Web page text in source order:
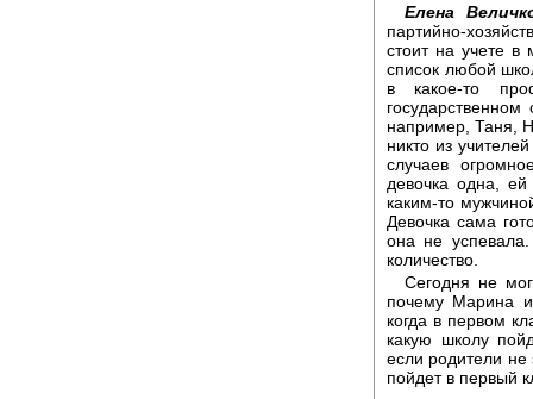
Елена
партийно-
стоит на учете
список любой
в какое-то
например, Таня,
никто из
случаев
девочка одна,
каким-то
Девочка сама
она не
количество.
Сегодня не
почему Марина
когда в первом
какую школу
если родители не
пойдет в первый